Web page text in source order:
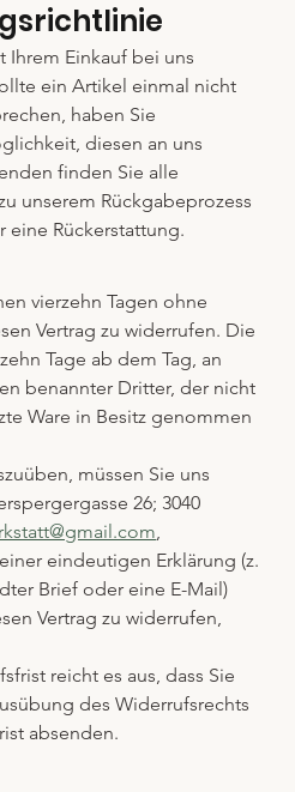
Ihrem Einkauf bei uns
ein Artikel einmal nicht
haben Sie
diesen an uns
finden Sie alle
unserem Rückgabeprozess
Rückerstattung.
vierzehn Tagen ohne
Vertrag zu widerrufen. Die
Tage ab dem Tag, an
benannter Dritter, der nicht
Ware in Besitz genommen
müssen Sie uns
26; 3040
,
eindeutigen Erklärung (z.
Brief oder eine E-Mail)
Vertrag zu widerrufen,
reicht es aus, dass Sie
des Widerrufsrechts
absenden.